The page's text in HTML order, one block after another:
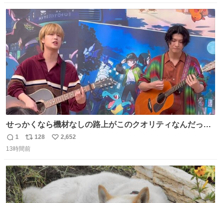
ト
数
数
せっかくなら機材なしの路上がこのクオリティなんだって
バレてくれないかな。 「ガラクタ」大好き！
#Sakurashimeji
返
信
1
リ
ポ
ト
数
128
い
数
2,652
13時間前